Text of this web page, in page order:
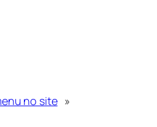
no site »